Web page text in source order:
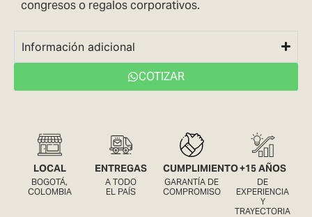
congresos o regalos corporativos.
Información adicional
COTIZAR
LOCAL
BOGOTÁ,
COLOMBIA
ENTREGAS
A TODO
EL PAÍS
CUMPLIMIENTO
GARANTÍA DE
COMPROMISO
+15 AÑOS
DE
EXPERIENCIA
Y
TRAYECTORIA